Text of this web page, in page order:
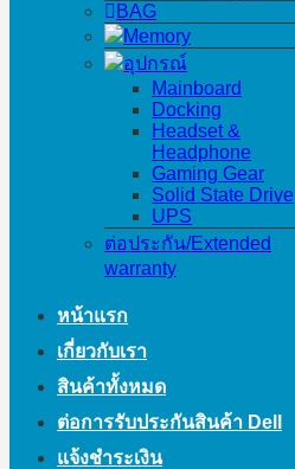
BAG
Memory
อุปกรณ์
Mainboard
Docking
Headset &
Headphone
Gaming Gear
Solid State Drive
UPS
ต่อประกัน/Extended
warranty
หน้าแรก
เกี่ยวกับเรา
สินค้าทั้งหมด
ต่อการรับประกันสินค้า Dell
แจ้งชำระเงิน